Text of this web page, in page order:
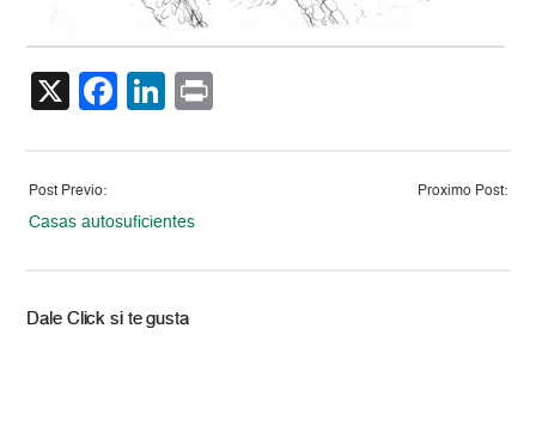
X Facebook
LinkedIn
Post Previo:
Casas autosuficientes
Proximo Post:
Dale Click si te gusta